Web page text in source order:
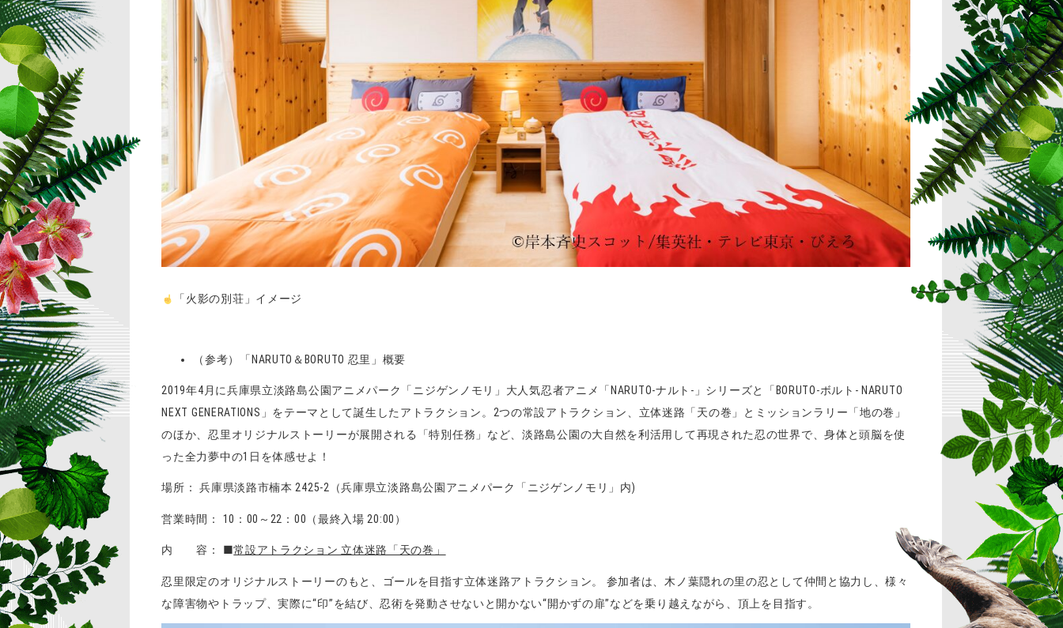
「火影の別荘」イメージ
（参考）「NARUTO＆BORUTO 忍里」概要
2019年4月に兵庫県立淡路島公園アニメパーク「ニジゲンノモリ」大人気忍者アニメ「NARUTO-ナルト-」シリーズと「BORUTO-ボルト- NARUTO
NEXT GENERATIONS」をテーマとして誕生したアトラクション。2つの常設アトラクション、立体迷路「天の巻」とミッションラリー「地の巻」
のほか、忍里オリジナルストーリーが展開される「特別任務」など、淡路島公園の大自然を利活用して再現された忍の世界で、身体と頭脳を使
った全力夢中の1日を体感せよ！
場所： 兵庫県淡路市楠本 2425-2（兵庫県立淡路島公園アニメパーク「ニジゲンノモリ」内)
営業時間： 10：00～22：00（最終入場 20:00）
内 容： ■常設アトラクション 立体迷路「天の巻」
忍里限定のオリジナルストーリーのもと、ゴールを目指す立体迷路アトラクション。 参加者は、木ノ葉隠れの里の忍として仲間と協力し、様々
な障害物やトラップ、実際に“印”を結び、忍術を発動させないと開かない“開かずの扉”などを乗り越えながら、頂上を目指す。